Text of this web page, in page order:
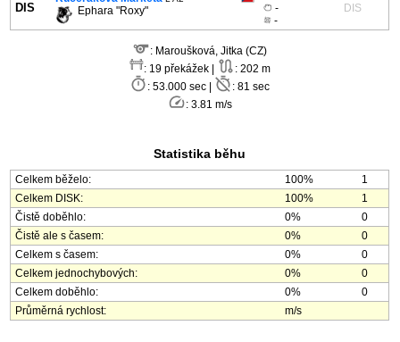
DIS Ephara "Roxy"
-
-
DIS
: Maroušková, Jitka (CZ)
: 19 překážek |
: 202 m
: 53.000 sec |
: 81 sec
: 3.81 m/s
Statistika běhu
Celkem běželo: 100%
1
Celkem DISK:
100%
1
Čistě doběhlo:
0%
0
Čistě ale s časem:
0%
0
Celkem s časem:
0%
0
Celkem jednochybových:
0%
0
Celkem doběhlo:
0%
0
Průměrná rychlost:
m/s